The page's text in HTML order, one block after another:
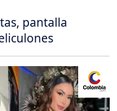
pantalla